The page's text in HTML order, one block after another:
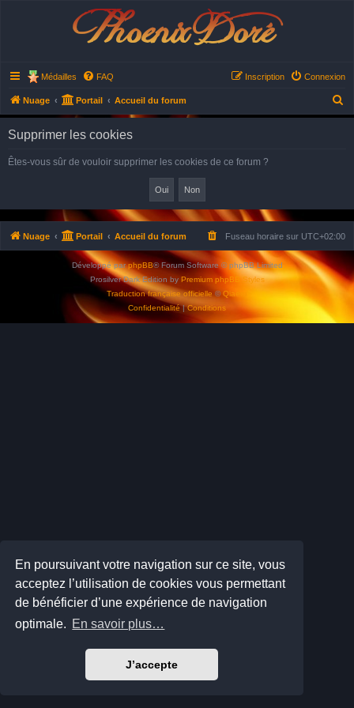
En poursuivant votre navigation sur ce site, vous
acceptez l’utilisation de cookies vous permettant
de bénéficier d’une expérience de navigation
optimale. En savoir plus…
J’accepte
Phoenix Doré
Médailles FAQ Connexion
Inscription
Nuage Portail Accueil du forum
e
e
r
Supprimer les cookies
Êtes-vous sûr de vouloir supprimer les cookies de ce forum ?
Nuage Portail Accueil du forum Fuseau horaire sur UTC+02:00
Développé parphpBB® Forum Software © phpBB Limited
Prosilver Dark Edition by Premium phpBB Styles
Traduction française officielle ©Qiaeru
Confidentialité|Conditions